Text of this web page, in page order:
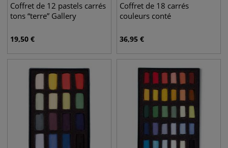
Coffret de 12 pastels carrés
tons “terre” Gallery
19,50 €
Coffret de 18 carrés
couleurs conté
36,95 €